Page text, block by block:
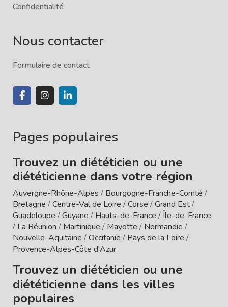
Confidentialité
Nous contacter
Formulaire de contact
Pages populaires
Trouvez un diététicien ou une
diététicienne dans votre région
Auvergne-Rhône-Alpes / Bourgogne-Franche-Comté /
Bretagne /Centre-Val de Loire /Corse /Grand Est/
Guadeloupe /Guyane / Hauts-de-France /Île-de-France
/ La Réunion / Martinique / Mayotte / Normandie /
Nouvelle-Aquitaine /Occitanie / Pays de la Loire /
Provence-Alpes-Côte d'Azur
Trouvez un diététicien ou une
diététicienne dans les villes
populaires